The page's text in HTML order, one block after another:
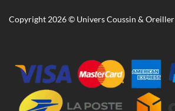
Copyright 2026 © Univers Coussin & Oreiller